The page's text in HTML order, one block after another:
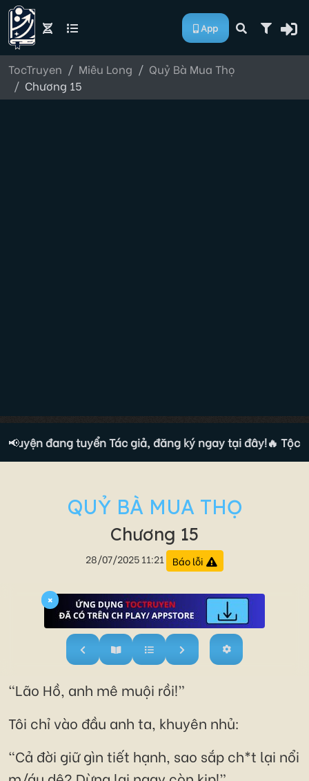
App
TocTruyen Miêu Long
Quỷ Bà Mua Thọ
Chương 15
📢 đang tuyển Tác giả, đăng ký ngay tại đây!🔥 Tộc
QUỶ BÀ MUA THỌ
Chương 15
28/07/2025 11:21 Báo lỗi
×
“Lão Hồ, anh mê muội rồi!”
Tôi chỉ vào đầu anh ta, khuyên nhủ:
“Cả đời giữ gìn tiết hạnh, sao sắp ch*t lại nổi